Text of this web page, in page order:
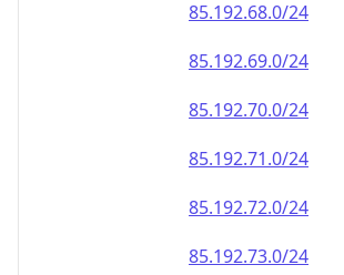
85.192.69.0/24
85.192.70.0/24
85.192.71.0/24
85.192.72.0/24
85.192.73.0/24
85.192.74.0/24